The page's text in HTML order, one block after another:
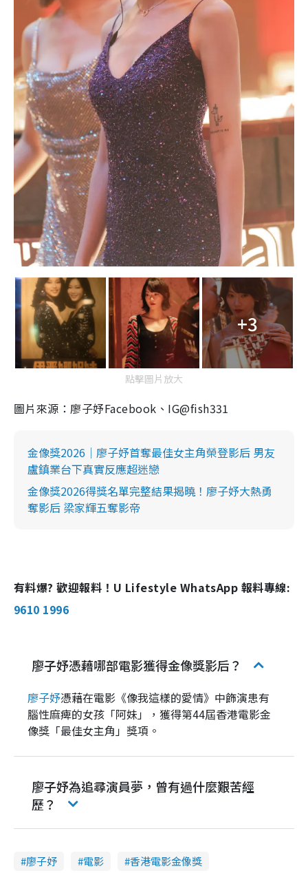
+3
點擊圖片放大
圖片來源：廖子妤Facebook、IG@fish331
金像獎2026｜廖子妤首奪最佳女主角榮登影后 男友
盧鎮業台下真實反應超迷戀
金像獎2026得獎名單完整結果揭曉！廖子妤大熱勇
奪影后 梁家輝五奪影帝
有料爆? 歡迎報料！U Lifestyle WhatsApp 報料專線:
9610 1996
廖子妤憑藉哪部電影獲得金像獎影后？
廖子妤憑藉在電影《像我這樣的愛情》中飾演患有
腦性麻痺的女孩「阿妹」，獲得第44屆香港電影金
像獎「最佳女主角」獎項。
廖子妤為追尋演員夢，曾有過什麼艱苦經
歷？
廖子妤 電影 香港電影金像獎